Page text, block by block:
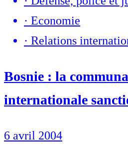
· Economie
· Relations
Bosnie : la
internationale
6 avril 2004